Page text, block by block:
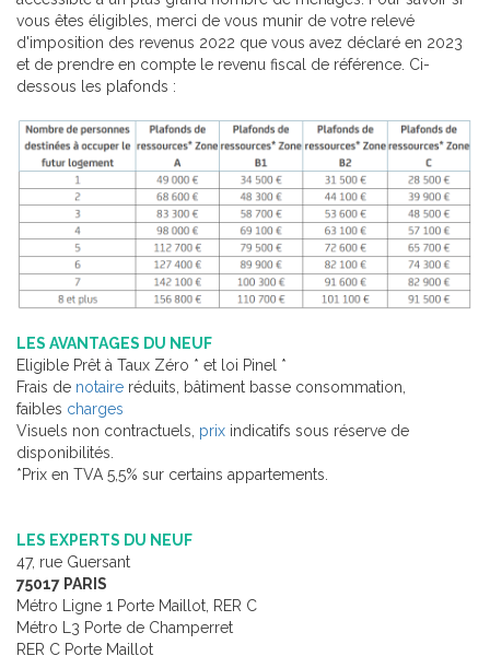
vous êtes éligibles, merci de vous munir de votre relevé
d'imposition des revenus 2022 que vous avez déclaré en 2023
et de prendre en compte le revenu fiscal de référence. Ci-
dessous les plafonds :
LES AVANTAGES DU NEUF
Eligible Prêt à Taux Zéro * et loi Pinel *
Frais de notaire réduits, bâtiment basse consommation,
faibles charges
Visuels non contractuels, prix indicatifs sous réserve de
disponibilités.
*Prix en TVA 5,5% sur certains appartements.
LES EXPERTS DU NEUF
47, rue Guersant
75017 PARIS
Métro Ligne 1 Porte Maillot, RER C
Métro L3 Porte de Champerret
RER C Porte Maillot